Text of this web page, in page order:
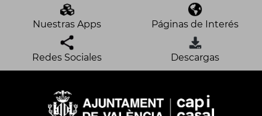
Nuestras Apps Páginas de Interés
Redes Sociales Descargas